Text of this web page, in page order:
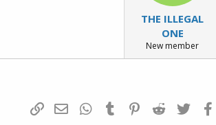
THE ILLEGAL
ONE
New member
פייסבוק Twitter
Reddit
Pinterest
Tumblr
WhatsAppדואר אלקטרוני